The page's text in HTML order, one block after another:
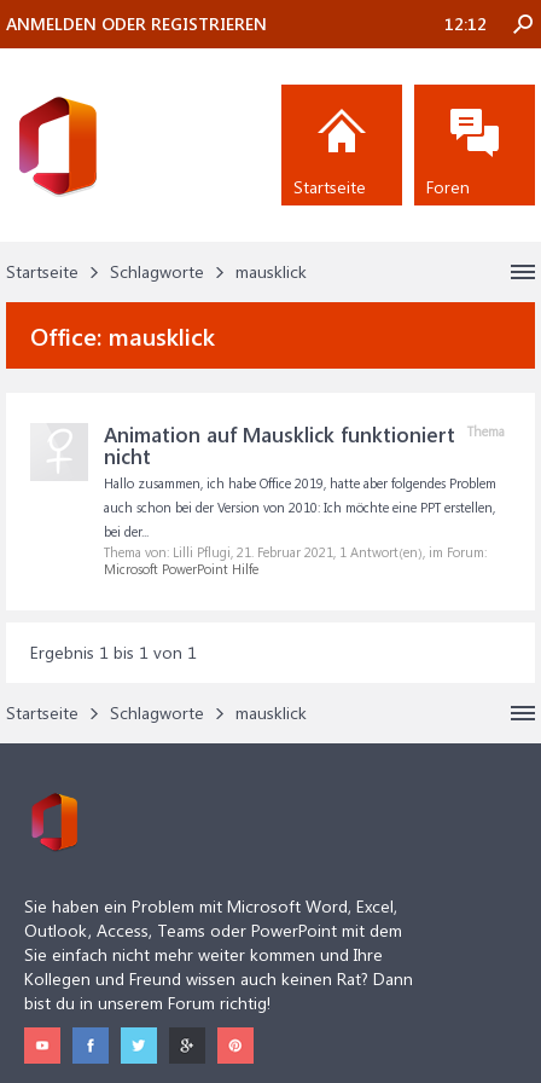
Startseite Schlagworte mausklick
Office: mausklick
Thema
Animation auf Mausklick funktioniert
nicht
Hallo zusammen, ich habe Office 2019, hatte aber folgendes Problem
auch schon bei der Version von 2010: Ich möchte eine PPT erstellen,
bei der...
Thema von: Lilli Pflugi, 21. Februar 2021, 1 Antwort(en), im Forum:
Microsoft PowerPoint Hilfe
Ergebnis 1 bis 1 von 1
Startseite Schlagworte mausklick
ANMELDEN ODER REGISTRIEREN 12:12
Startseite Foren
Sie haben ein Problem mit Microsoft Word, Excel,
Outlook, Access, Teams oder PowerPoint mit dem
Sie einfach nicht mehr weiter kommen und Ihre
Kollegen und Freund wissen auch keinen Rat? Dann
bist du in unserem Forum richtig!